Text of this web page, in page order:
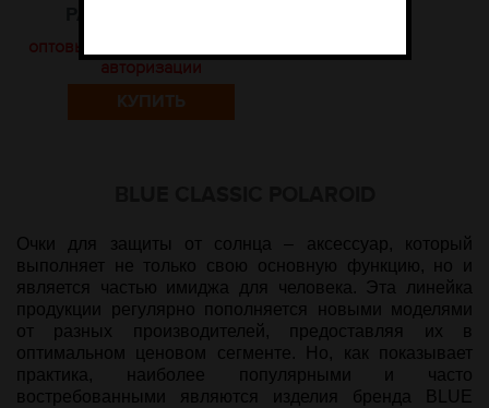
оптовые цены доступны после
авторизации
КУПИТЬ
Очки для защиты от солнца – аксессуар, который
выполняет не только свою основную функцию, но и
является частью имиджа для человека. Эта линейка
продукции регулярно пополняется новыми моделями
от разных производителей, предоставляя их в
оптимальном ценовом сегменте. Но, как показывает
практика, наиболее популярными и часто
востребованными являются изделия бренда
BLUE